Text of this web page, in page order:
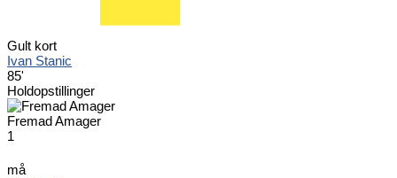
Gult kort
Ivan Stanic
85'
Holdopstillinger
Fremad Amager
1
må